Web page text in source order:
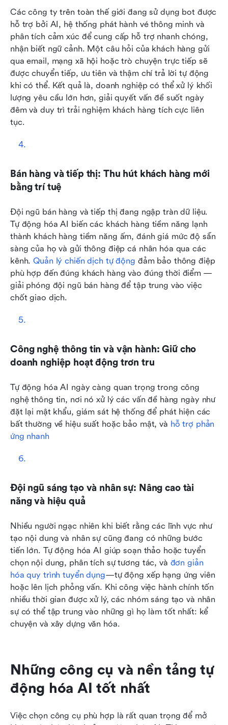
Các công ty trên toàn thế giới đang sử dụng bot được
hỗ trợ bởi AI, hệ thống phát hành vé thông minh và
phân tích cảm xúc để cung cấp hỗ trợ nhanh chóng,
nhận biết ngữ cảnh. Một câu hỏi của khách hàng gửi
qua email, mạng xã hội hoặc trò chuyện trực tiếp sẽ
được chuyển tiếp, ưu tiên và thậm chí trả lời tự động
khi có thể. Kết quả là, doanh nghiệp có thể xử lý khối
lượng yêu cầu lớn hơn, giải quyết vấn đề suốt ngày
đêm và duy trì trải nghiệm khách hàng tích cực liên
tục.
Bán hàng và tiếp thị: Thu hút khách hàng mới
bằng trí tuệ
Đội ngũ bán hàng và tiếp thị đang ngập tràn dữ liệu.
Tự động hóa AI biến các khách hàng tiềm năng lạnh
thành khách hàng tiềm năng ấm, đánh giá mức độ sẵn
sàng của họ và gửi thông điệp cá nhân hóa qua các
kênh. Quản lý chiến dịch tự động đảm bảo thông điệp
phù hợp đến đúng khách hàng vào đúng thời điểm —
giải phóng đội ngũ bán hàng để tập trung vào việc
chốt giao dịch.
Công nghệ thông tin và vận hành: Giữ cho
doanh nghiệp hoạt động trơn tru
Tự động hóa AI ngày càng quan trọng trong công
nghệ thông tin, nơi nó xử lý các vấn đề hàng ngày như
đặt lại mật khẩu, giám sát hệ thống để phát hiện các
bất thường về hiệu suất hoặc bảo mật, và hỗ trợ phản
ứng nhanh
Đội ngũ sáng tạo và nhân sự: Nâng cao tài
năng và hiệu quả
Nhiều người ngạc nhiên khi biết rằng các lĩnh vực như
tạo nội dung và nhân sự cũng đang có những bước
tiến lớn. Tự động hóa AI giúp soạn thảo hoặc tuyển
chọn nội dung, phân tích sự tương tác, và đơn giản
hóa quy trình tuyển dụng—tự động xếp hạng ứng viên
hoặc lên lịch phỏng vấn. Khi công việc hành chính tốn
nhiều thời gian được xử lý, các nhóm sáng tạo và nhân
sự có thể tập trung vào những gì họ làm tốt nhất: kể
chuyện và xây dựng văn hóa.
Những công cụ và nền tảng tự
động hóa AI tốt nhất
Việc chọn công cụ phù hợp là rất quan trọng để mở